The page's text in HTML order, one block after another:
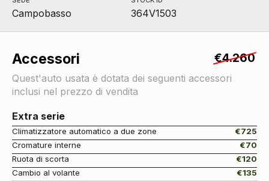
Campobasso 364V1503
Accessori €4.260
Quest'auto usata è dotata dei seguenti accessori
inclusi nel prezzo di vendita
Extra serie
Climatizzatore automatico a due zone
€725
Cromature interne
€70
Ruota di scorta
€120
Cambio al volante
€135